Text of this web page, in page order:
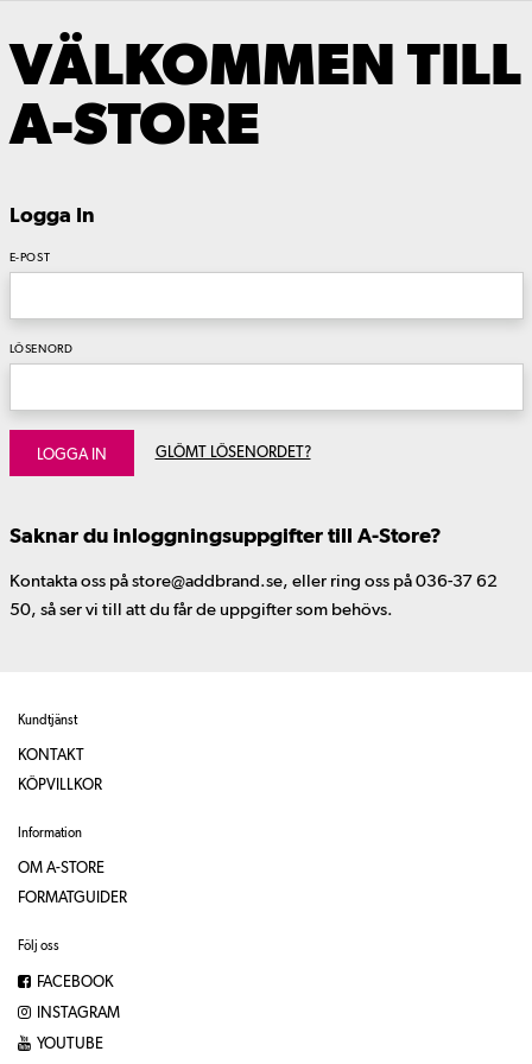
VÄLKOMMEN TILL
A-STORE
Logga In
E-POST
LÖSENORD
LOGGA IN GLÖMT LÖSENORDET?
Saknar du inloggningsuppgifter till A-Store?
Kontakta oss på store@addbrand.se, eller ring oss på 036-37 62
50, så ser vi till att du får de uppgifter som behövs.
Kundtjänst
KONTAKT
KÖPVILLKOR
Information
OM A-STORE
FORMATGUIDER
Följ oss
FACEBOOK
INSTAGRAM
YOUTUBE